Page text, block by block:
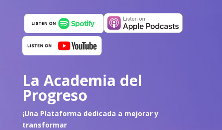
La Academia del
Progreso
¡Una Plataforma dedicada a mejorar y
transformar